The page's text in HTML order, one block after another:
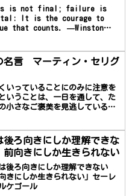
is not final; failure is
It is the courage to
that counts. —Winston
続する勇気だ。―ウィンスト
ーチル
名言 マーティン・セリグ
くいっていることにのみに注意を
いうことは、一日を通して、た
小さなご褒美を見逃しているこ
）はニューヨーク州アルバニー
メリカ人心理学者で、うつ病と
学に関する世界的権威で、学習
の理論で有名であり、その研究
ィブ心理学の創設につながっ
ペンシルベ...
後ろ向きにしか理解できな
前向きにしか生きられない
は後ろ向きにしか理解できない
きにしか生きられない」セーレ
ケゴール